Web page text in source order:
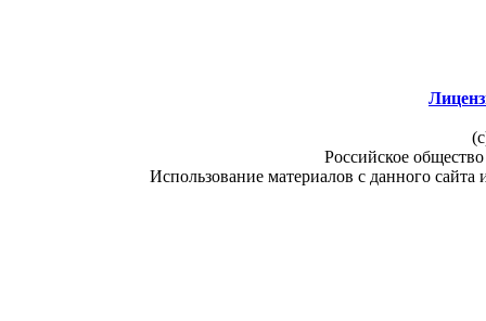
Российское
Использование материалов с данного